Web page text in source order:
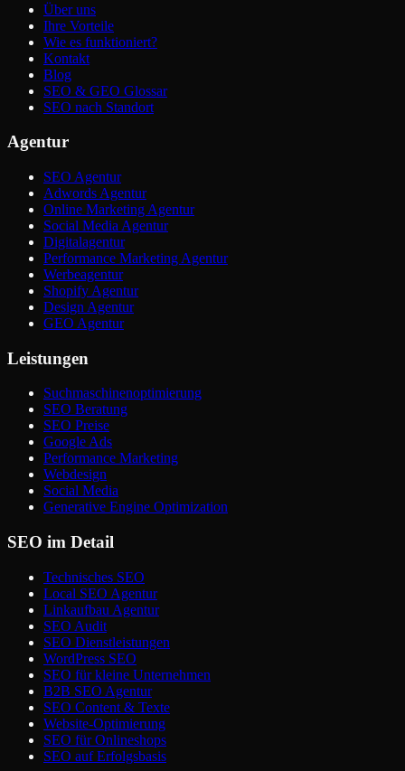
Über uns
Ihre Vorteile
Wie es funktioniert?
Kontakt
Blog
SEO & GEO Glossar
SEO nach Standort
Agentur
SEO Agentur
Adwords Agentur
Online Marketing Agentur
Social Media Agentur
Digitalagentur
Performance Marketing Agentur
Werbeagentur
Shopify Agentur
Design Agentur
GEO Agentur
Leistungen
Suchmaschinenoptimierung
SEO Beratung
SEO Preise
Google Ads
Performance Marketing
Webdesign
Social Media
Generative Engine Optimization
SEO im Detail
Technisches SEO
Local SEO Agentur
Linkaufbau Agentur
SEO Audit
SEO Dienstleistungen
WordPress SEO
SEO für kleine Unternehmen
B2B SEO Agentur
SEO Content & Texte
Website-Optimierung
SEO für Onlineshops
SEO auf Erfolgsbasis